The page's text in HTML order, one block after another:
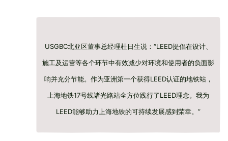
USGBC北亚区董事总经理杜日生说：“LEED提倡在设计、
施工及运营等各个环节中有效减少对环境和使用者的负面影
响并充分节能。作为亚洲第一个获得LEED认证的地铁站，
上海地铁17号线诸光路站全方位践行了LEED理念。我为
LEED能够助力上海地铁的可持续发展感到荣幸。”